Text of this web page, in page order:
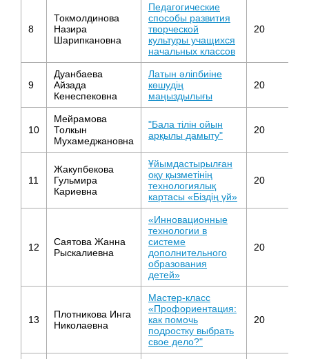
8
Токмолдинова
Назира
Шарипкановна
Педагогические
способы развития
творческой
культуры учащихся
начальных классов
20
9
Дуанбаева
Айзада
Кенеспековна
Латын әліпбиіне
көшудің
маңыздылығы
20
10
Мейрамова
Толкын
Мухамеджановна
"Бала тілін ойын
арқылы дамыту"
20
11
Жакупбекова
Гульмира
Кариевна
Ұйымдастырылған
оқу қызметінің
технологиялық
картасы «Біздің үй»
20
12
Саятова Жанна
Рыскалиевна
«Инновационные
технологии в
системе
дополнительного
образования
детей»
20
13
Плотникова Инга
Николаевна
Мастер-класс
«Профориентация:
как помочь
подростку выбрать
свое дело?"
20